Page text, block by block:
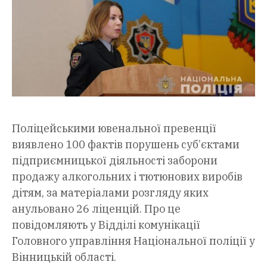
Поліцейськими ювенальної превенції
виявлено 100 фактів порушень суб’єктами
підприємницької діяльності заборони
продажу алкогольних і тютюнових виробів
дітям, за матеріалами розгляду яких
анульовано 26 ліценцій. Про це
повідомляють у Відділі комунікації
Головного управління Національної поліції у
Вінницькій області.